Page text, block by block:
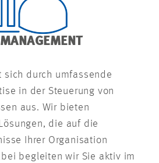
sich durch umfassende
in der Steuerung von
aus. Wir bieten
die auf die
Ihrer Organisation
begleiten wir Sie aktiv im